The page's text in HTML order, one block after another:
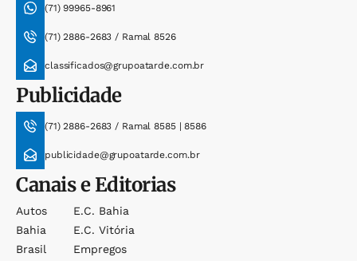
(71) 99965-8961
(71) 2886-2683 / Ramal 8526
classificados@grupoatarde.com.br
Publicidade
(71) 2886-2683 / Ramal 8585 | 8586
publicidade@grupoatarde.com.br
Canais e Editorias
Autos
Bahia
Brasil
E.c. Bahia
E.c. Vitória
Empregos